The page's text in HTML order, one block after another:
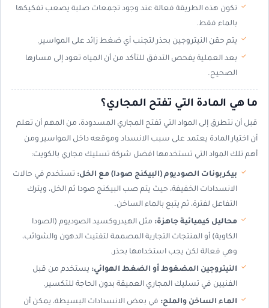
تكون هذه الطريقة فعالة عند وجود تجمعات صلبة يصعب تفكيكها
بالماء فقط.
يتم حقن النيتروجين بحذر لتجنب أي ضغط زائد على المواسير.
بعد العملية يفحص التدفق للتأكد من أن المياه تعود إلى مسارها
الصحيح.
ما هي المادة التي تفتح المجاري؟
قبل أن نتطرق إلى المواد التي تفتح المجاري المسدودة، من المهم أن تعلم
أن اختيار المادة يعتمد على سبب الانسداد وموقعه داخل المواسير ومن
أهم تلك المواد التي تستخدمها افضل شركة تسليك مجاري بالكويت:
بيكربونات الصوديوم (البيكنج صودا) مع الخل: تستخدم في حالات
الانسدادات الخفيفة، حيث يتم صب البيكنج صودا ثم الخل، ويترك
التفاعل لفترة، ثم يتبع بالماء الساخن.
محاليل كيميائية جاهزة: مثل الهيدروكسيد الصوديوم (الصودا
الكاوية) أو المنتجات التجارية المصممة لتفتيت الدهون والشوائب،
وهي فعالة لكن يجب استخدامها بحذر.
النيتروجين المضغوط أو الضغط الهوائي: يستخدم من قبل
الفنيين في تسليك المجاري العميقة بدون الحاجة للتكسير.
الماء الساخن والملح: في بعض الانسدادات البسيطة، يمكن أن